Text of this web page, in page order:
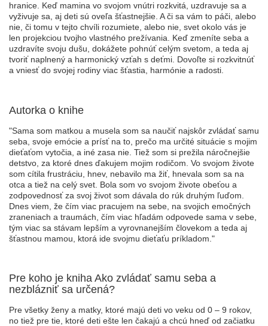
hranice. Keď mamina vo svojom vnútri rozkvitá, uzdravuje sa a
vyživuje sa, aj deti sú oveľa šťastnejšie. A či sa vám to páči, alebo
nie, či tomu v tejto chvíli rozumiete, alebo nie, svet okolo vás je
len projekciou tvojho vlastného prežívania. Keď zmeníte seba a
uzdravíte svoju dušu, dokážete pohnúť celým svetom, a teda aj
tvoriť naplnený a harmonický vzťah s deťmi. Dovoľte si rozkvitnúť
a vniesť do svojej rodiny viac šťastia, harmónie a radosti.
Autorka o knihe
"Sama som matkou a musela som sa naučiť najskôr zvládať samu
seba, svoje emócie a prísť na to, prečo ma určité situácie s mojim
dieťaťom vytočia, a iné zasa nie. Tiež som si prežila náročnejšie
detstvo, za ktoré dnes ďakujem mojim rodičom. Vo svojom živote
som cítila frustráciu, hnev, nebavilo ma žiť, hnevala som sa na
otca a tiež na celý svet. Bola som vo svojom živote obeťou a
zodpovednosť za svoj život som dávala do rúk druhým ľuďom.
Dnes viem, že čím viac pracujem na sebe, na svojich emočných
zraneniach a traumách, čím viac hľadám odpovede sama v sebe,
tým viac sa stávam lepším a vyrovnanejším človekom a teda aj
šťastnou mamou, ktorá ide svojmu dieťaťu príkladom."
Pre koho je kniha Ako zvládať samu seba a
nezblázniť sa určená?
Pre všetky ženy a matky, ktoré majú deti vo veku od 0 – 9 rokov,
no tiež pre tie, ktoré deti ešte len čakajú a chcú hneď od začiatku